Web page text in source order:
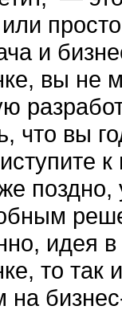
и
вы не
что вы
идея
то так